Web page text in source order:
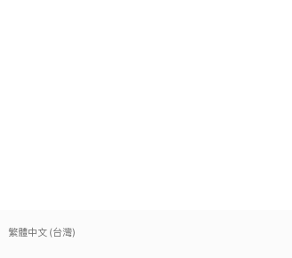
繁體中文 (台灣)